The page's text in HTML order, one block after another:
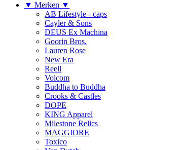
▼ Merken ▼
AB Lifestyle - caps
Cayler & Sons
DEUS Ex Machina
Goorin Bros.
Lauren Rose
New Era
Reell
Volcom
Buddha to Buddha
Crooks & Castles
DOPE
KING Apparel
Milestone Relics
MAGGIORE
Toxico